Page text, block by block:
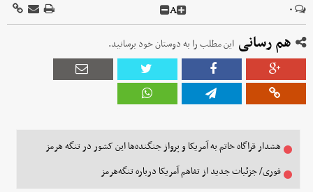
۰ A
هم رسانی این مطلب را به دوستان خود برسانید.
هشدار قراگاه خاتم به آمریکا و پرواز جنگنده‌ها این کشور در تنگه هرمز
فوری/ جزئیات جدید از تفاهم آمریکا درباره تنگه‌هرمز